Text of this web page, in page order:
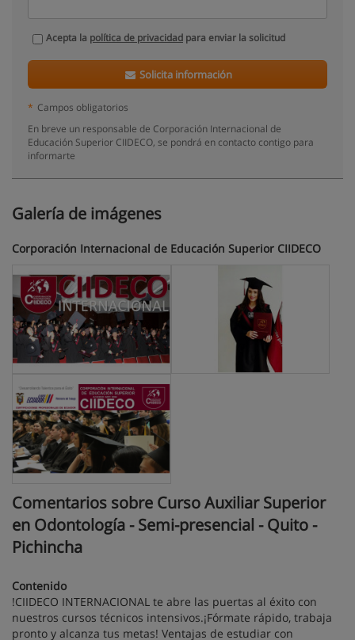
Acepta la política de privacidad para enviar la solicitud
Solicita información
* Campos obligatorios
En breve un responsable de Corporación Internacional de
Educación Superior CIIDECO, se pondrá en contacto contigo para
informarte
Galería de imágenes
Corporación Internacional de Educación Superior CIIDECO
Comentarios sobre Curso Auxiliar Superior
en Odontología - Semi-presencial - Quito -
Pichincha
Contenido
!CIIDECO INTERNACIONAL te abre las puertas al éxito con
nuestros cursos técnicos intensivos.¡Fórmate rápido, trabaja
pronto y alcanza tus metas! Ventajas de estudiar con